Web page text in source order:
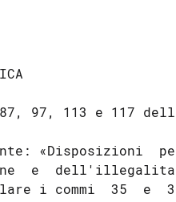
97, 113 e 117 della
«Disposizioni  per
e  dell'illegalita'
i commi  35  e  36